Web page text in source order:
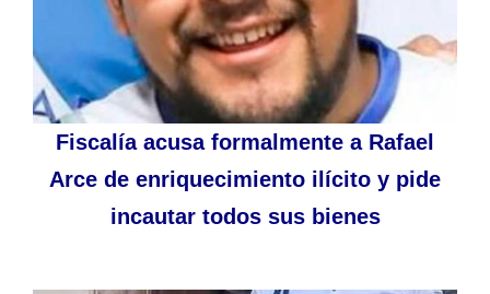
Fiscalía acusa formalmente a Rafael
Arce de enriquecimiento ilícito y pide
incautar todos sus bienes